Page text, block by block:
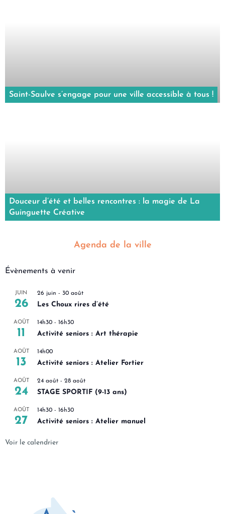
Saint-Saulve s’engage pour une ville accessible à tous !
Douceur d’été et belles rencontres : la magie de La
Guinguette Créative
Agenda de la ville
Évènements à venir
JUIN
26
26 juin - 30 août
Les Choux rires d’été
AOÛT
11
14h30 - 16h30
Activité seniors : Art thérapie
AOÛT
13
14h00
Activité seniors : Atelier Fortier
AOÛT
24
24 août - 28 août
STAGE SPORTIF (9-13 ans)
AOÛT
27
14h30 - 16h30
Activité seniors : Atelier manuel
Voir le calendrier